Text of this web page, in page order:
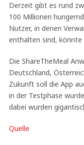
Derzeit gibt es rund
100 Millionen
Nutzer, in denen
enthalten sind,
Die ShareTheMeal
Deutschland,
Zukunft soll die App
in der Testphase
dabei wurden
Quelle